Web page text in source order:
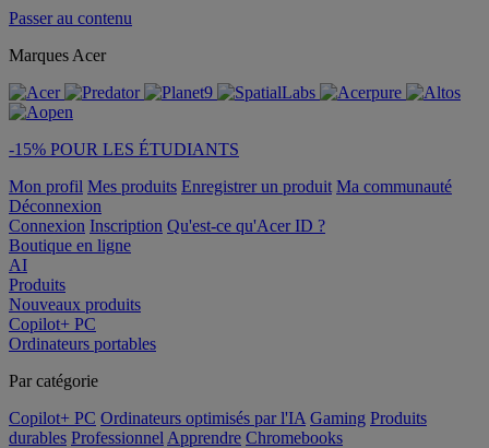
Passer au contenu
Marques Acer
-15% POUR LES ÉTUDIANTS
Mon profil Mes produits Enregistrer un produit Ma communauté
Déconnexion
Connexion Inscription Qu'est-ce qu'Acer ID ?
Boutique en ligne
AI
Produits
Nouveaux produits
Copilot+ PC
Ordinateurs portables
Par catégorie
Copilot+ PC Ordinateurs optimisés par l'IA Gaming Produits
durables Professionnel Apprendre Chromebooks